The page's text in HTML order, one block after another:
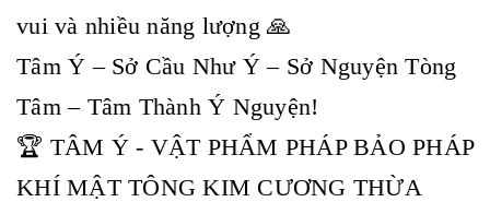
vui và nhiều năng lượng 🙏
Tâm Ý – Sở Cầu Như Ý – Sở Nguyện Tòng
Tâm – Tâm Thành Ý Nguyện!
🏆 TÂM Ý - VẬT PHẨM PHÁP BẢO PHÁP
KHÍ MẬT TÔNG KIM CƯƠNG THỪA